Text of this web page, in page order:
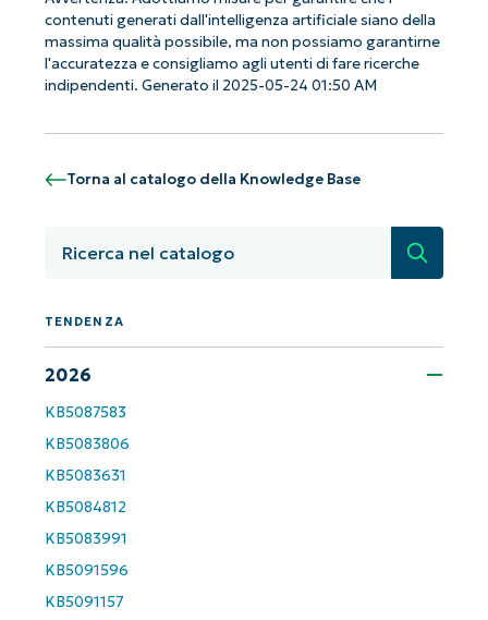
contenuti generati dall'intelligenza artificiale siano della
massima qualità possibile, ma non possiamo garantirne
l'accuratezza e consigliamo agli utenti di fare ricerche
indipendenti. Generato il 2025-05-24 01:50 AM
Torna al catalogo della Knowledge Base
Ricerca
TENDENZA
2026
KB5087583
KB5083806
KB5083631
KB5084812
KB5083991
KB5091596
KB5091157
Iniziate con le analisi KB guidate
Non è richiesta alcuna carta di credito e si ha
First
Business
email*
Phone
number*
Paese
Company
name*